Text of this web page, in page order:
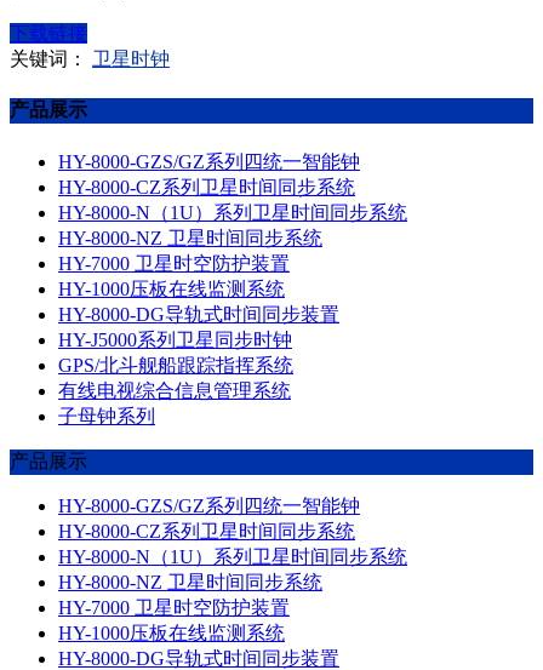
下载链接
关键词： 卫星时钟
产品展示
HY-8000-GZS/GZ系列四统一智能钟
HY-8000-CZ系列卫星时间同步系统
HY-8000-N（1U）系列卫星时间同步系统
HY-8000-NZ 卫星时间同步系统
HY-7000 卫星时空防护装置
HY-1000压板在线监测系统
HY-8000-DG导轨式时间同步装置
HY-J5000系列卫星同步时钟
GPS/北斗舰船跟踪指挥系统
有线电视综合信息管理系统
子母钟系列
产品展示
HY-8000-GZS/GZ系列四统一智能钟
HY-8000-CZ系列卫星时间同步系统
HY-8000-N（1U）系列卫星时间同步系统
HY-8000-NZ 卫星时间同步系统
HY-7000 卫星时空防护装置
HY-1000压板在线监测系统
HY-8000-DG导轨式时间同步装置